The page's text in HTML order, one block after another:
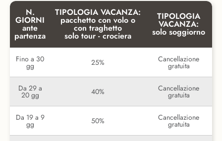
N.
GIORNI
ante
partenza
TIPOLOGIA VACANZA:
pacchetto con volo o
con traghetto
solo tour - crociera
TIPOLOGIA
VACANZA:
solo soggiorno
Fino a 30
gg 25% Cancellazione
gratuita
Da 29 a
20 gg 40% Cancellazione
gratuita
Da 19 a 9
gg 50% Cancellazione
gratuita